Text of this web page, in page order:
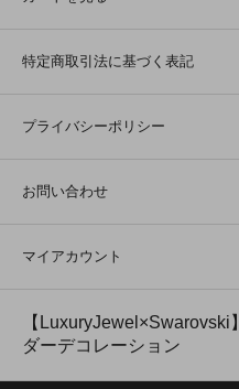
特定商取引法に基づく表記
プライバシーポリシー
お問い合わせ
マイアカウント
【
ダーデコレーション